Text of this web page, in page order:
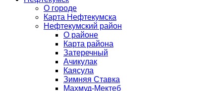
О городе
Карта Нефтекумска
Нефтекумский район
О районе
Карта района
Затеречный
Ачикулак
Каясула
Зимняя Ставка
Махмуд-Мектеб